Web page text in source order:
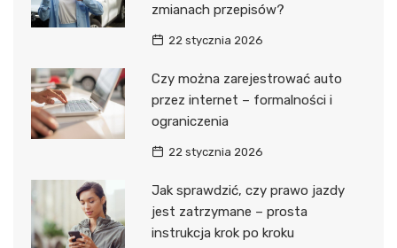
zmianach przepisów?
22 stycznia 2026
Czy można zarejestrować auto
przez internet – formalności i
ograniczenia
22 stycznia 2026
Jak sprawdzić, czy prawo jazdy
jest zatrzymane – prosta
instrukcja krok po kroku